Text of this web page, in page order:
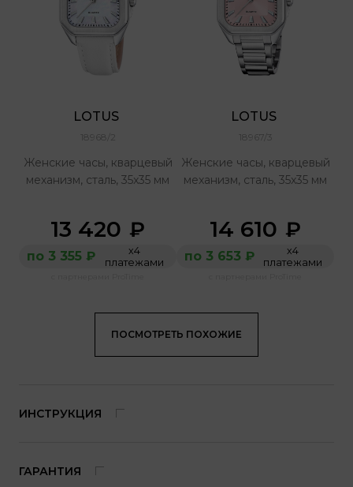
LOTUS
18968/2
Женские часы, кварцевый
механизм, сталь, 35x35 мм
13 420 ₽
по 3 355 ₽
х4
платежами
LOTUS
18967/3
Женские часы, кварцевый
механизм, сталь, 35x35 мм
14 610 ₽
по 3 653 ₽
х4
платежами
ПОСМОТРЕТЬ ПОХОЖИЕ
ИНСТРУКЦИЯ
ГАРАНТИЯ